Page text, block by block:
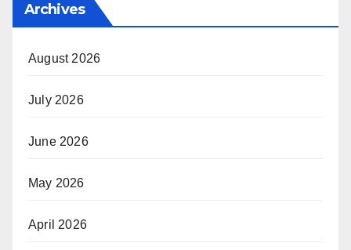
Archives
August 2026
July 2026
June 2026
May 2026
April 2026